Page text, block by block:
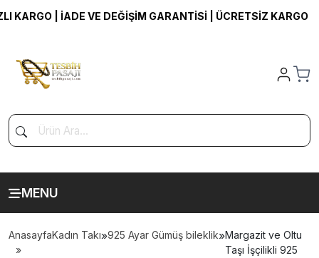
| İADE VE DEĞİŞİM GARANTİSİ | ÜCRETSİZ KARGO
MENU
AnasayfaKadın Takı»925 Ayar Gümüş bileklik»Margazit ve Oltu
Taşı İşçilikli 925